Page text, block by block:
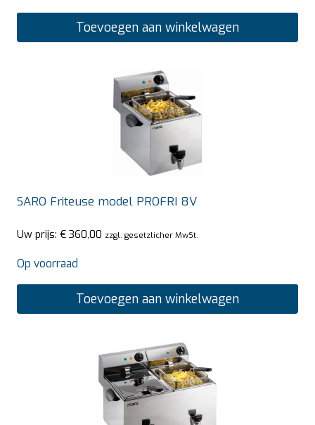
Toevoegen aan winkelwagen
SARO Friteuse model PROFRI 8V
Uw prijs: € 360,00 zzgl. gesetzlicher MwSt.
Op voorraad
Toevoegen aan winkelwagen